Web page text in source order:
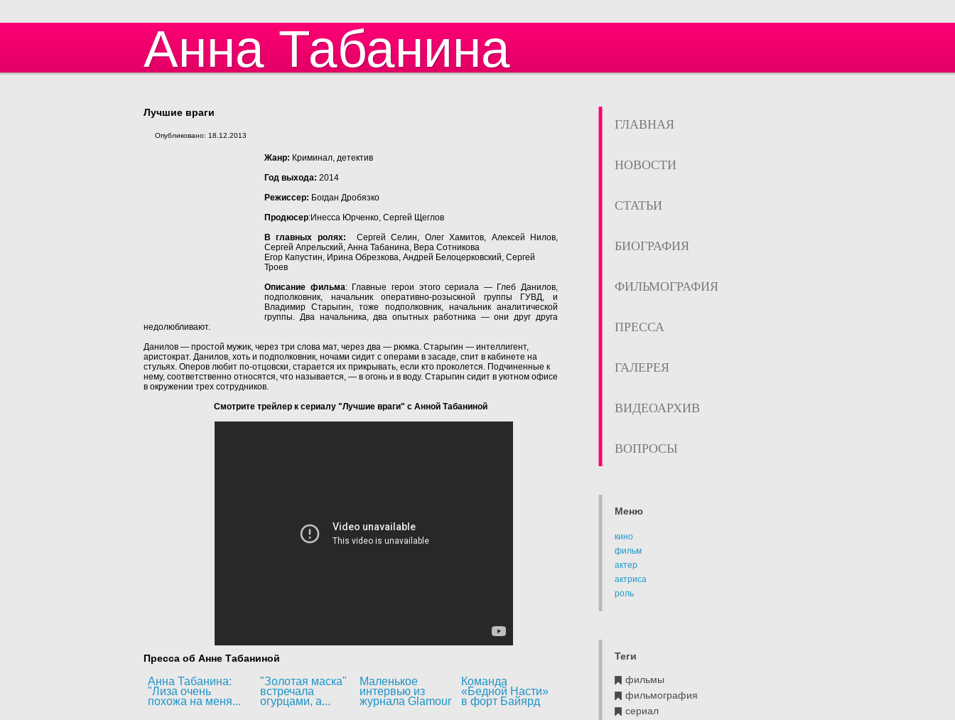
Анна Табанина
Лучшие враги
Опубликовано: 18.12.2013
Жанр: Криминал, детектив
Год выхода: 2014
Режиссер: Богдан Дробязко
Продюсер:Инесса Юрченко, Сергей Щеглов
В главных ролях: Сергей Селин, Олег Хамитов, Алексей Нилов,
Сергей Апрельский, Анна Табанина, Вера Сотникова
Егор Капустин, Ирина Обрезкова, Андрей Белоцерковский, Сергей
Троев
Описание фильма: Главные герои этого сериала — Глеб Данилов,
подполковник, начальник оперативно-розыскной группы ГУВД, и
Владимир Старыгин, тоже подполковник, начальник аналитической
группы. Два начальника, два опытных работника — они друг друга
недолюбливают.
Данилов — простой мужик, через три слова мат, через два — рюмка. Старыгин — интеллигент,
аристократ. Данилов, хоть и подполковник, ночами сидит с операми в засаде, спит в кабинете на
стульях. Оперов любит по-отцовски, старается их прикрывать, если кто проколется. Подчиненные к
нему, соответственно относятся, что называется, — в огонь и в воду. Старыгин сидит в уютном офисе
в окружении трех сотрудников.
Смотрите трейлер к сериалу "Лучшие враги" с Анной Табаниной
Пресса об Анне Табаниной
Анна Табанина:
"Лиза очень
похожа на меня...
"Золотая маска"
встречала
огурцами, а...
Маленькое
интервью из
журнала Glamour
Команда
«Бедной Насти»
в форт Байярд
ГЛАВНАЯ
НОВОСТИ
СТАТЬИ
БИОГРАФИЯ
ФИЛЬМОГРАФИЯ
ПРЕССА
ГАЛЕРЕЯ
ВИДЕОАРХИВ
ВОПРОСЫ
Меню
кино
фильм
актер
актриса
роль
Теги
фильмы
фильмография
сериал